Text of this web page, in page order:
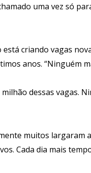
uma vez só
criando vagas
anos. “Ninguém
dessas vagas.
muitos largaram
Cada dia mais